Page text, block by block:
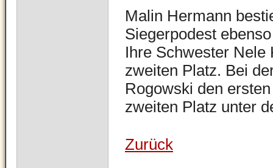
Malin Hermann
Siegerpodest
Ihre Schwester Nele
zweiten Platz. Bei
Rogowski den
zweiten Platz unter
Zurück